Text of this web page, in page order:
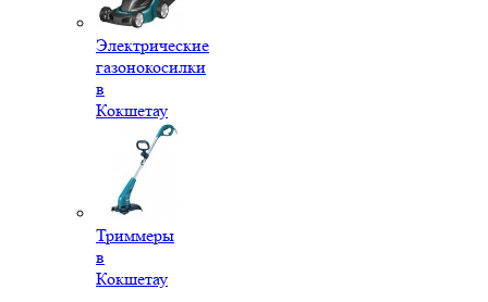
Электрические
газонокосилки
в
Кокшетау
Триммеры
в
Кокшетау